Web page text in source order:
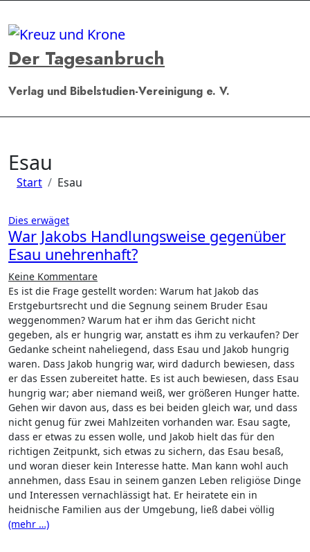
Inhalt
springen
Der Tagesanbruch
Verlag und Bibelstudien-Vereinigung e. V.
Esau
Start Esau
Dies erwäget
War Jakobs Handlungsweise gegenüber
Esau unehrenhaft?
Keine Kommentare
Es ist die Frage gestellt worden: Warum hat Jakob das
Erstgeburtsrecht und die Segnung seinem Bruder Esau
weggenommen? Warum hat er ihm das Gericht nicht
gegeben, als er hungrig war, anstatt es ihm zu verkaufen? Der
Gedanke scheint naheliegend, dass Esau und Jakob hungrig
waren. Dass Jakob hungrig war, wird dadurch bewiesen, dass
er das Essen zubereitet hatte. Es ist auch bewiesen, dass Esau
hungrig war; aber niemand weiß, wer größeren Hunger hatte.
Gehen wir davon aus, dass es bei beiden gleich war, und dass
nicht genug für zwei Mahlzeiten vorhanden war. Esau sagte,
dass er etwas zu essen wolle, und Jakob hielt das für den
richtigen Zeitpunkt, sich etwas zu sichern, das Esau besaß,
und woran dieser kein Interesse hatte. Man kann wohl auch
annehmen, dass Esau in seinem ganzen Leben religiöse Dinge
und Interessen vernachlässigt hat. Er heiratete ein in
heidnische Familien aus der Umgebung, ließ dabei völlig
(mehr …)